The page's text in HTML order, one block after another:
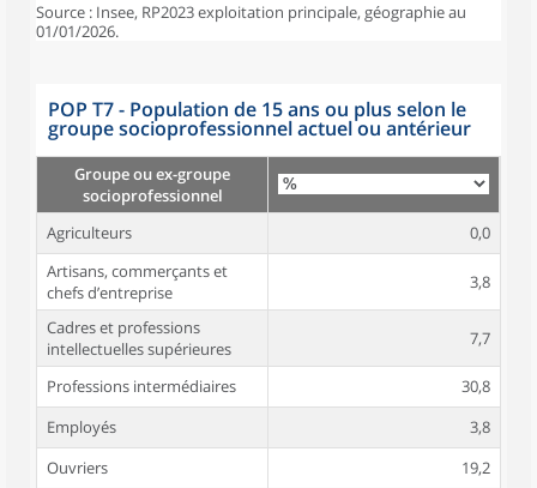
Source : Insee, RP2023 exploitation principale, géographie au
01/01/2026.
POP T7 - Population de 15 ans ou plus selon le
groupe socioprofessionnel actuel ou antérieur
Groupe ou ex-groupe
socioprofessionnel
Agriculteurs
0,0
Artisans, commerçants et
chefs d’entreprise
3,8
Cadres et professions
intellectuelles supérieures
7,7
Professions intermédiaires
30,8
Employés
3,8
Ouvriers
19,2